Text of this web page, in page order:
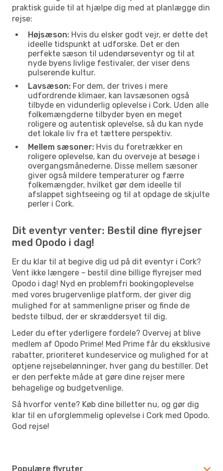
praktisk guide til at hjælpe dig med at planlægge din
rejse:
Højsæson: Hvis du elsker godt vejr, er dette det
ideelle tidspunkt at udforske. Det er den
perfekte sæson til udendørseventyr og til at
nyde byens livlige festivaler, der viser dens
pulserende kultur.
Lavsæson: For dem, der trives i mere
udfordrende klimaer, kan lavsæsonen også
tilbyde en vidunderlig oplevelse i Cork. Uden alle
folkemængderne tilbyder byen en meget
roligere og autentisk oplevelse, så du kan nyde
det lokale liv fra et tættere perspektiv.
Mellem sæsoner: Hvis du foretrækker en
roligere oplevelse, kan du overveje at besøge i
overgangsmånederne. Disse mellem sæsoner
giver også mildere temperaturer og færre
folkemængder, hvilket gør dem ideelle til
afslappet sightseeing og til at opdage de skjulte
perler i Cork.
Dit eventyr venter: Bestil dine flyrejser
med Opodo i dag!
Er du klar til at begive dig ud på dit eventyr i Cork?
Vent ikke længere – bestil dine billige flyrejser med
Opodo i dag! Nyd en problemfri bookingoplevelse
med vores brugervenlige platform, der giver dig
mulighed for at sammenligne priser og finde de
bedste tilbud, der er skræddersyet til dig.
Leder du efter yderligere fordele? Overvej at blive
medlem af Opodo Prime! Med Prime får du eksklusive
rabatter, prioriteret kundeservice og mulighed for at
optjene rejsebelønninger, hver gang du bestiller. Det
er den perfekte måde at gøre dine rejser mere
behagelige og budgetvenlige.
Så hvorfor vente? Køb dine billetter nu, og gør dig
klar til en uforglemmelig oplevelse i Cork med Opodo.
God rejse!
Populære flyruter